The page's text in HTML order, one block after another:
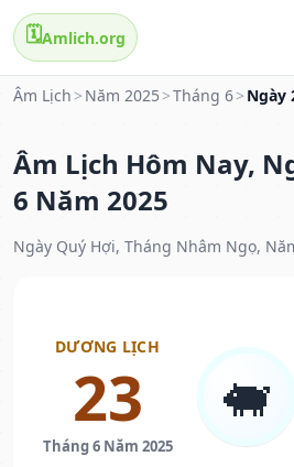
🗓️Amlich.org
Âm Lịch > Năm 2025 >Tháng 6> Ngày
Âm Lịch Hôm Nay,
6 Năm 2025
Ngày Quý Hợi, Tháng Nhâm Ngọ,
DƯƠNG LỊCH
23
Tháng 6 Năm 2025
🐖